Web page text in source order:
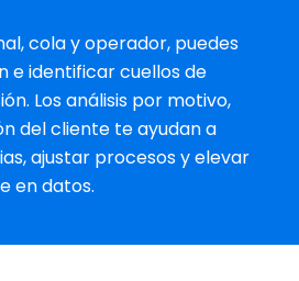
cola y operador, puedes
e identificar cuellos de
Los análisis por motivo,
del cliente te ayudan a
ajustar procesos y elevar
en datos.